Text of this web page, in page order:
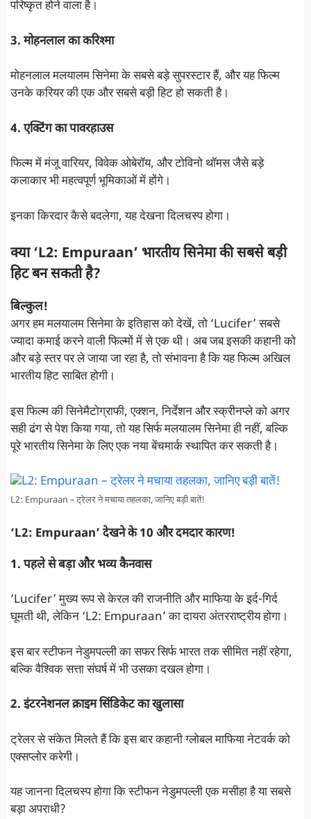
परिष्कृत होने वाला है।
3. मोहनलाल का करिश्मा
मोहनलाल मलयालम सिनेमा के सबसे बड़े सुपरस्टार हैं, और यह फिल्म
उनके करियर की एक और सबसे बड़ी हिट हो सकती है।
4. एक्टिंग का पावरहाउस
फिल्म में मंजू वारियर, विवेक ओबेरॉय, और टोविनो थॉमस जैसे बड़े
कलाकार भी महत्वपूर्ण भूमिकाओं में होंगे।
इनका किरदार कैसे बदलेगा, यह देखना दिलचस्प होगा।
क्या ‘L2: Empuraan’ भारतीय सिनेमा की सबसे बड़ी
हिट बन सकती है?
बिल्कुल!
अगर हम मलयालम सिनेमा के इतिहास को देखें, तो ‘Lucifer’ सबसे
ज्यादा कमाई करने वाली फिल्मों में से एक थी। अब जब इसकी कहानी को
और बड़े स्तर पर ले जाया जा रहा है, तो संभावना है कि यह फिल्म अखिल
भारतीय हिट साबित होगी।
इस फिल्म की सिनेमैटोग्राफी, एक्शन, निर्देशन और स्क्रीनप्ले को अगर
सही ढंग से पेश किया गया, तो यह सिर्फ मलयालम सिनेमा ही नहीं, बल्कि
पूरे भारतीय सिनेमा के लिए एक नया बेंचमार्क स्थापित कर सकती है।
L2: Empuraan – ट्रेलर ने मचाया तहलका, जानिए बड़ी बातें!
‘L2: Empuraan’ देखने के 10 और दमदार कारण!
1. पहले से बड़ा और भव्य कैनवास
‘Lucifer’ मुख्य रूप से केरल की राजनीति और माफिया के इर्द-गिर्द
घूमती थी, लेकिन ‘L2: Empuraan’ का दायरा अंतरराष्ट्रीय होगा।
इस बार स्टीफन नेडुमपल्ली का सफर सिर्फ भारत तक सीमित नहीं रहेगा,
बल्कि वैश्विक सत्ता संघर्ष में भी उसका दखल होगा।
2. इंटरनेशनल क्राइम सिंडिकेट का खुलासा
ट्रेलर से संकेत मिलते हैं कि इस बार कहानी ग्लोबल माफिया नेटवर्क को
एक्सप्लोर करेगी।
यह जानना दिलचस्प होगा कि स्टीफन नेडुमपल्ली एक मसीहा है या सबसे
बड़ा अपराधी?